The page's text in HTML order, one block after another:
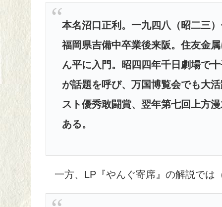
本名沼口正利。一九四八（昭二三
福岡県吉備中卒業後来阪。住友金
ん平に入門。昭四四年千日劇場で
が話題を呼び、万国博覧会でも大
スト優秀敢闘賞、翌年第七回上方
ある。
一方、LP『やんぐ寄席』の解説で